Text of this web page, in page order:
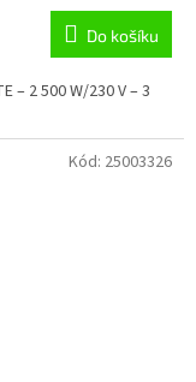
M
A
Do košíku
– 2 500 W/230 V – 3
Kód: 25003326